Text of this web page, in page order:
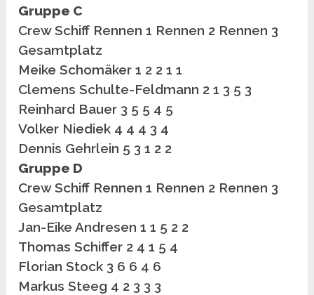
Gruppe C
Crew Schiff Rennen 1 Rennen 2 Rennen 3
Gesamtplatz
Meike Schomäker 1 2 2 1 1
Clemens Schulte-Feldmann 2 1 3 5 3
Reinhard Bauer 3 5 5 4 5
Volker Niediek 4 4 4 3 4
Dennis Gehrlein 5 3 1 2 2
Gruppe D
Crew Schiff Rennen 1 Rennen 2 Rennen 3
Gesamtplatz
Jan-Eike Andresen 1 1 5 2 2
Thomas Schiffer 2 4 1 5 4
Florian Stock 3 6 6 4 6
Markus Steeg 4 2 3 3 3